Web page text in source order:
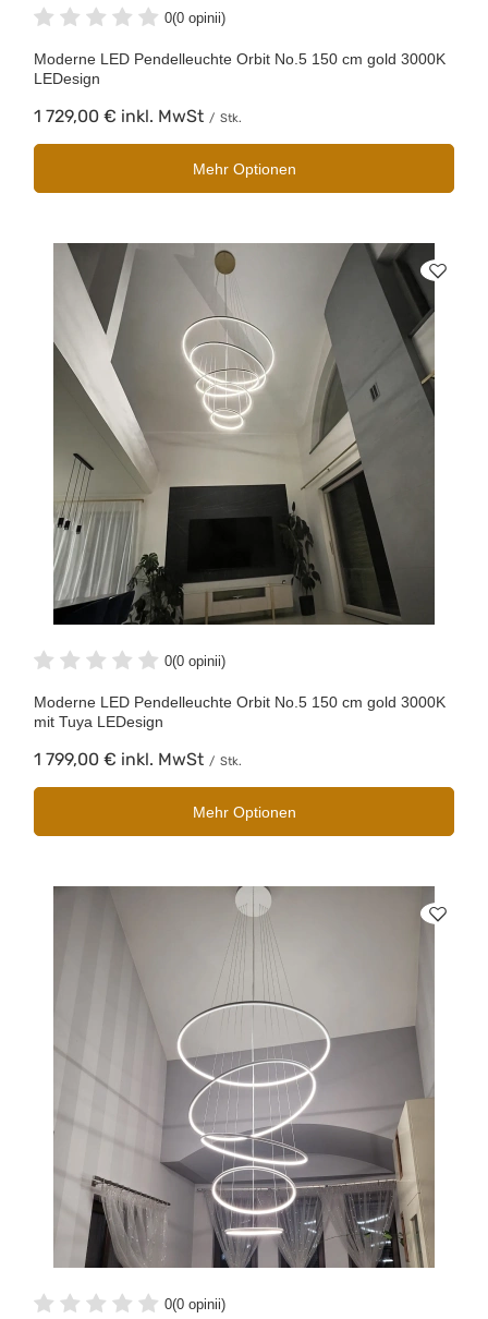
0(0 opinii)
Moderne LED Pendelleuchte Orbit No.5 150 cm gold 3000K
LEDesign
1 729,00 € inkl. MwSt / Stk.
Mehr Optionen
0(0 opinii)
Moderne LED Pendelleuchte Orbit No.5 150 cm gold 3000K
mit Tuya LEDesign
1 799,00 € inkl. MwSt / Stk.
Mehr Optionen
0(0 opinii)